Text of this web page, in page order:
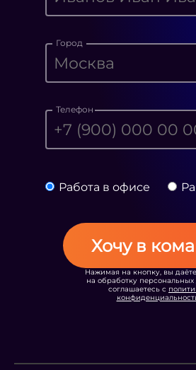
Город
Телефон
Работа в офисе
Хочу в
Нажимая на кнопку, вы
на обработку
соглашаетесь с